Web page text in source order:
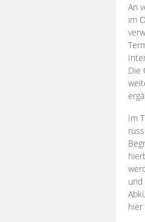
An
im
Die
Im
und